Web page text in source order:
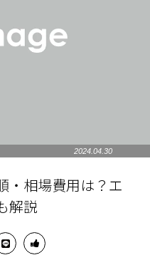
2024.04.30
・相場費用は？エ
解説